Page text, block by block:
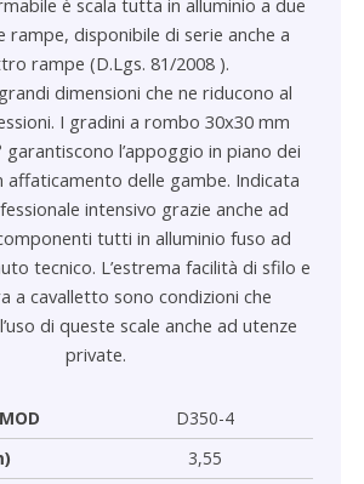
rampe, disponibile di serie anche a
rampe (D.Lgs. 81/2008 ).
dimensioni che ne riducono al
I gradini a rombo 30x30 mm
garantiscono l’appoggio in piano dei
affaticamento delle gambe. Indicata
intensivo grazie anche ad
tutti in alluminio fuso ad
tecnico. L’estrema facilità di sfilo e
a cavalletto sono condizioni che
di queste scale anche ad utenze
private.
D350-4
3,55